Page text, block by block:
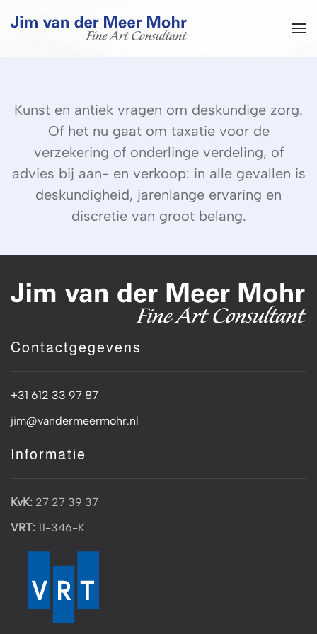
Overslaan en naar de inhoud gaan
Kunst en antiek vragen om deskundige zorg.
Of het nu gaat om taxatie voor de
verzekering of onderlinge verdeling, of
advies bij aan- en verkoop: in alle gevallen is
deskundigheid, jarenlange ervaring en
discretie van groot belang.
Contactgegevens
+31 612 33 97 87
jim@vandermeermohr.nl
Informatie
KvK: 27 27 39 37
VRT: 11-346-K